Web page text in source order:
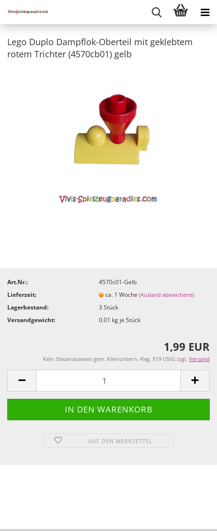
Lego Duplo Dampflok-Oberteil mit geklebtem
rotem Trichter (4570cb01) gelb
Art.Nr.:
4570c01-Gelb
Lieferzeit:
ca. 1 Woche(Ausland abweichend)
Lagerbestand: 3Stück
Versandgewicht:
0.01 kg je Stück
1,99 EUR
Kein Steuerausweis gem. Kleinuntern.-Reg. §19 UStG zzgl. Versand
AUF DEN MERKZETTEL